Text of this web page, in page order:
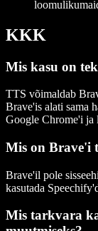
KKK
Mis kasu on
TTS võimaldab
Bra­ve'is alati sama
Google Chrome'i ja
Mis on Bra­ve'i
Bra­ve'il pole
kasutada
Mis tarkvara